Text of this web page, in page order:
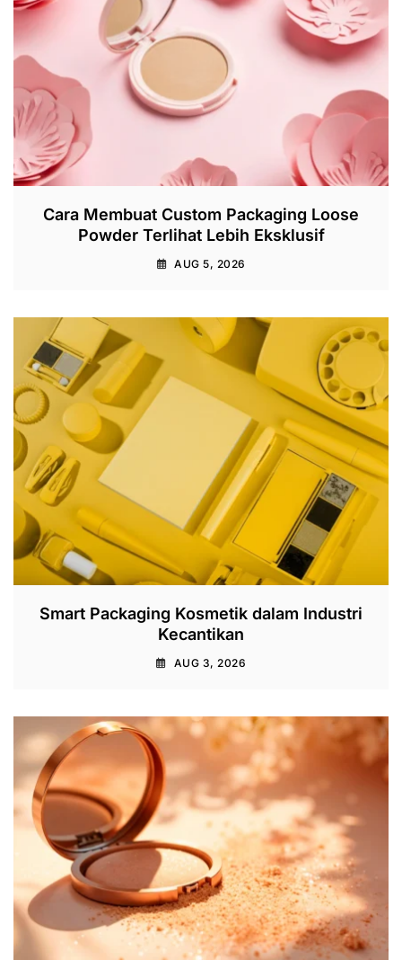
Cara Membuat Custom Packaging Loose
Powder Terlihat Lebih Eksklusif
AUG 5, 2026
Smart Packaging Kosmetik dalam Industri
Kecantikan
AUG 3, 2026